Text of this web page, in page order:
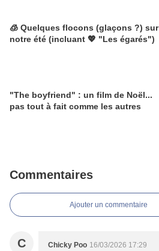
🧊 Quelques flocons (glaçons ?) sur
notre été (incluant 💖 "Les égarés")
"The boyfriend" : un film de Noël...
pas tout à fait comme les autres
Commentaires
Ajouter un commentaire
C Chicky Poo 16/03/2026 17:29